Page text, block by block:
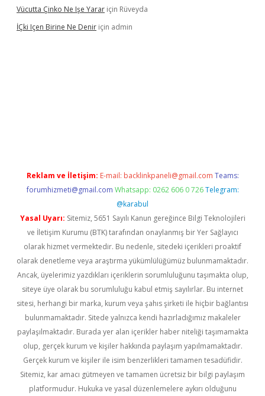
Vücutta Çinko Ne Işe Yarar için Rüveyda
İÇki Içen Birine Ne Denir için admin
Reklam ve İletişim: E-mail: backlinkpaneli@gmail.com Teams:
forumhizmeti@gmail.com Whatsapp: 0262 606 0 726 Telegram:
@karabul
Yasal Uyarı: Sitemiz, 5651 Sayılı Kanun gereğince Bilgi Teknolojileri
ve İletişim Kurumu (BTK) tarafından onaylanmış bir Yer Sağlayıcı
olarak hizmet vermektedir. Bu nedenle, sitedeki içerikleri proaktif
olarak denetleme veya araştırma yükümlülüğümüz bulunmamaktadır.
Ancak, üyelerimiz yazdıkları içeriklerin sorumluluğunu taşımakta olup,
siteye üye olarak bu sorumluluğu kabul etmiş sayılırlar. Bu internet
sitesi, herhangi bir marka, kurum veya şahıs şirketi ile hiçbir bağlantısı
bulunmamaktadır. Sitede yalnızca kendi hazırladığımız makaleler
paylaşılmaktadır. Burada yer alan içerikler haber niteliği taşımamakta
olup, gerçek kurum ve kişiler hakkında paylaşım yapılmamaktadır.
Gerçek kurum ve kişiler ile isim benzerlikleri tamamen tesadüfidir.
Sitemiz, kar amacı gütmeyen ve tamamen ücretsiz bir bilgi paylaşım
platformudur. Hukuka ve yasal düzenlemelere aykırı olduğunu